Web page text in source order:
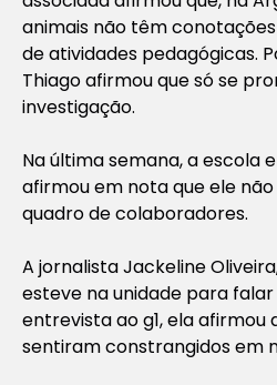
animais não têm
de atividades pedagógicas.
Thiago afirmou que só se
investigação.
Na última semana, a escola
afirmou em nota que ele
quadro de colaboradores.
A jornalista Jackeline
esteve na unidade para
entrevista ao g1, ela afirmou
sentiram constrangidos em